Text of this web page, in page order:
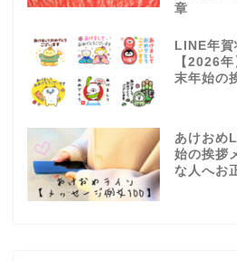
章
LINE年
【2026
末年始の
あけおめ
始の挨拶
な人へお